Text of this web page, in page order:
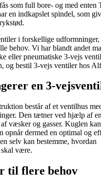
som full bore- og med enten
en indkapslet spindel, som
i forskellige
behov. Vi har blandt andet
eller pneumatiske 3-vejs
og bestil 3-vejs ventiler hos
en 3-
består af et ventilhus
Den tætner ved hjælp af
væsker og gasser. Kuglen
opnår dermed en optimal og
selv kan bestemme, hvordan
skal være.
til flere behov